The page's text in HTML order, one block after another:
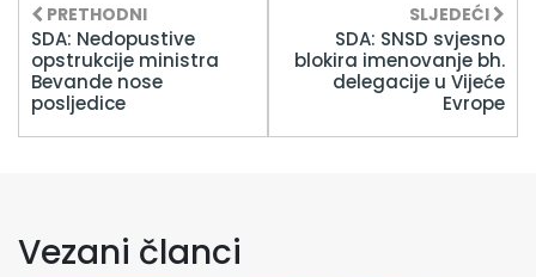
PRETHODNI
SDA: Nedopustive
opstrukcije ministra
Bevande nose
posljedice
SLJEDEĆI
SDA: SNSD svjesno
blokira imenovanje bh.
delegacije u Vijeće
Evrope
Vezani članci